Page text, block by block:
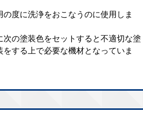
度に洗浄をおこなうのに使用しま
の塗装色をセットすると不適切な塗
する上で必要な機材となっていま